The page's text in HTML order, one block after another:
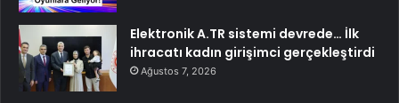
Elektronik A.TR sistemi devrede… İlk
ihracatı kadın girişimci gerçekleştirdi
Ağustos 7, 2026